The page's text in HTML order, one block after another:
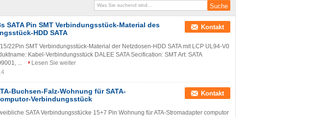
SATA Pin SMT Verbindungsstück-Material des
HDD SATA
Kontakt
15/22Pin SMT Verbindungsstück-Material der Netzdosen-HDD SATA mit LCP UL94-V0
Kabel-Verbindungsstück DALEE SATA Secification: SMT Art: SATA
...
Lesen Sie weiter
Buchsen-Falz-Wohnung für SATA-
Verbindungsstück
Kontakt
SATA Verbindungsstücke 15+7 Pin Wohnung für ATA-Stromadapter computor